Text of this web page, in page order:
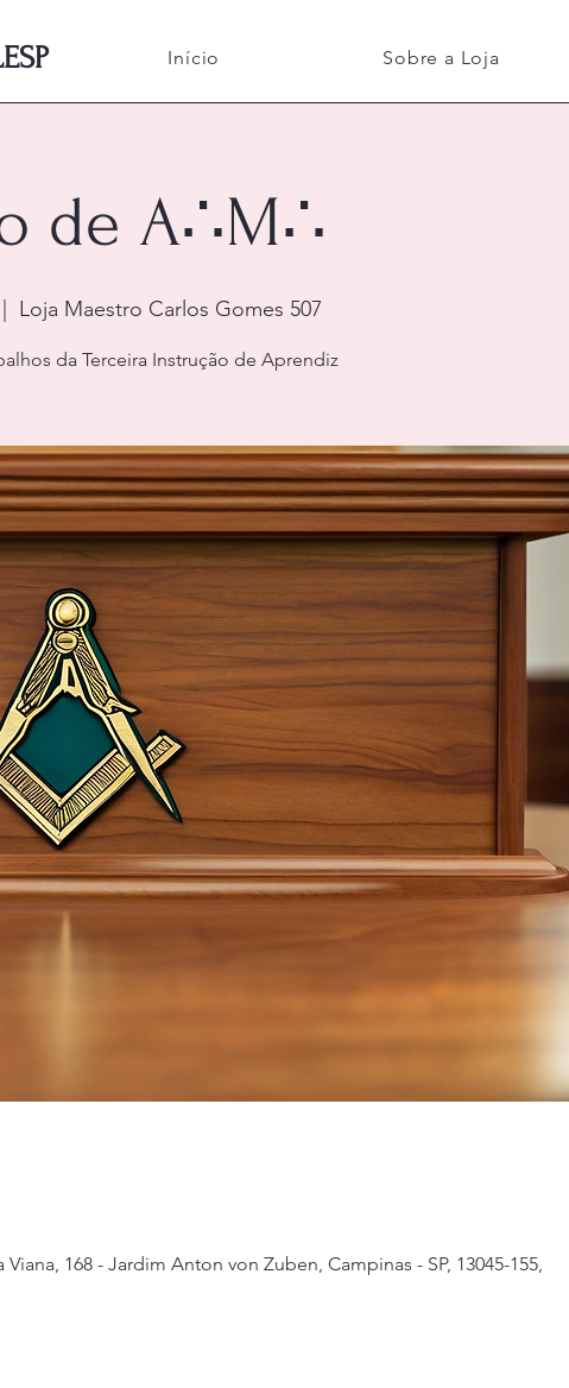
Início Sobre a Loja
de A∴M∴
Loja Maestro Carlos Gomes 507
da Terceira Instrução de Aprendiz
168 - Jardim Anton von Zuben, Campinas - SP, 13045-155,